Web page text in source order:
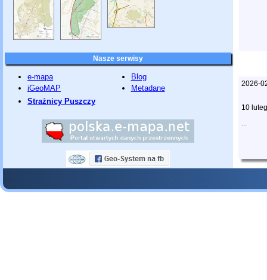
Nasze serwisy
e-mapa
iGeoMAP
Blog
Metadane
Strażnicy Puszczy
2026-
10
...